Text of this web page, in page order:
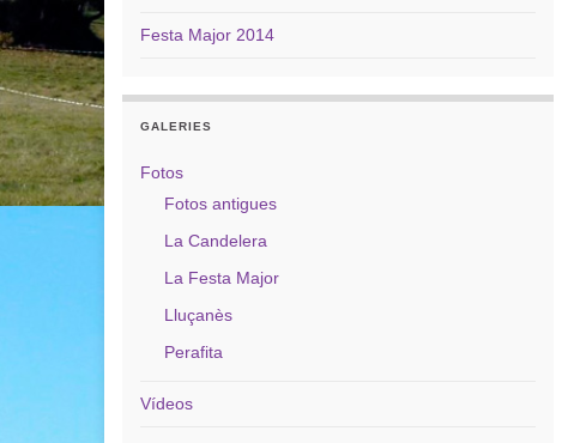
Festa Major 2014
GALERIES
Fotos
Fotos antigues
La Candelera
La Festa Major
Lluçanès
Perafita
Vídeos